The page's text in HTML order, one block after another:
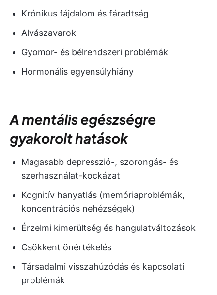
Krónikus fájdalom és fáradtság
Alvászavarok
Gyomor- és bélrendszeri problémák
Hormonális egyensúlyhiány
A mentális egészségre
gyakorolt hatások
Magasabb depresszió-, szorongás- és
szerhasználat-kockázat
Kognitív hanyatlás (memóriaproblémák,
koncentrációs nehézségek)
Érzelmi kimerültség és hangulatváltozások
Csökkent önértékelés
Társadalmi visszahúzódás és kapcsolati
problémák